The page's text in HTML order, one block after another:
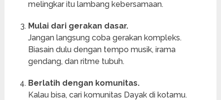
melingkar itu lambang kebersamaan.
Mulai dari gerakan dasar.
Jangan langsung coba gerakan kompleks.
Biasain dulu dengan tempo musik, irama
gendang, dan ritme tubuh.
Berlatih dengan komunitas.
Kalau bisa, cari komunitas Dayak di kotamu.